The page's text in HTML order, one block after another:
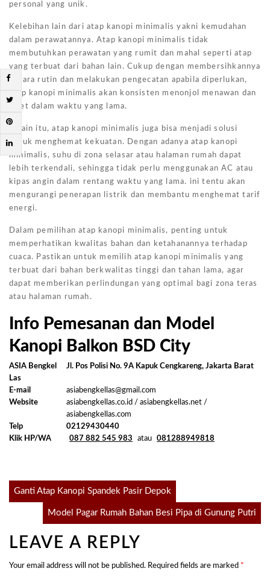
personal yang unik.
Kelebihan lain dari atap kanopi minimalis yakni kemudahan
dalam perawatannya. Atap kanopi minimalis tidak
membutuhkan perawatan yang rumit dan mahal seperti atap
yang terbuat dari bahan lain. Cukup dengan membersihkannya
secara rutin dan melakukan pengecatan apabila diperlukan,
atap kanopi minimalis akan konsisten menonjol menawan dan
awet dalam waktu yang lama.
Selain itu, atap kanopi minimalis juga bisa menjadi solusi
untuk menghemat kekuatan. Dengan adanya atap kanopi
minimalis, suhu di zona selasar atau halaman rumah dapat
lebih terkendali, sehingga tidak perlu menggunakan AC atau
kipas angin dalam rentang waktu yang lama. ini tentu akan
mengurangi penerapan listrik dan membantu menghemat tarif
energi.
Dalam pemilihan atap kanopi minimalis, penting untuk
memperhatikan kwalitas bahan dan ketahanannya terhadap
cuaca. Pastikan untuk memilih atap kanopi minimalis yang
terbuat dari bahan berkwalitas tinggi dan tahan lama, agar
dapat memberikan perlindungan yang optimal bagi zona teras
atau halaman rumah.
Info Pemesanan dan Model
Kanopi Balkon BSD City
ASIA Bengkel
Las
Jl. Pos Polisi No. 9A Kapuk Cengkareng, Jakarta Barat
E-mail
asiabengkellas@gmail.com
Website
asiabengkellas.co.id / asiabengkellas.net /
asiabengkellas.com
Telp
02129430440
Klik HP/WA
087 882 545 983 atau 081288949818
Post
navigation
Ganti Atap Kanopi Spandek Pasir Depok
Model Pagar Rumah Bahan Besi Pipa di Gunung Putri
LEAVE A REPLY
Your email address will not be published. Required fields are marked *